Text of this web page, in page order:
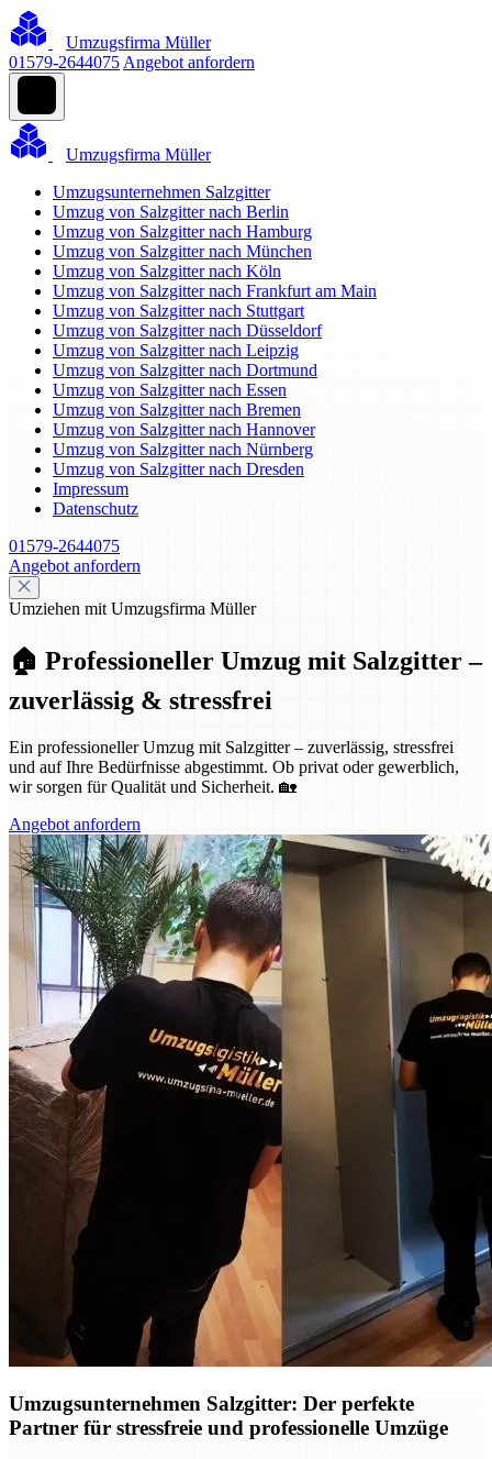
Umzugsfirma Müller
01579-2644075 Angebot anfordern
Umzugsfirma Müller
Umzugsunternehmen Salzgitter
Umzug von Salzgitter nach Berlin
Umzug von Salzgitter nach Hamburg
Umzug von Salzgitter nach München
Umzug von Salzgitter nach Köln
Umzug von Salzgitter nach Frankfurt am Main
Umzug von Salzgitter nach Stuttgart
Umzug von Salzgitter nach Düsseldorf
Umzug von Salzgitter nach Leipzig
Umzug von Salzgitter nach Dortmund
Umzug von Salzgitter nach Essen
Umzug von Salzgitter nach Bremen
Umzug von Salzgitter nach Hannover
Umzug von Salzgitter nach Nürnberg
Umzug von Salzgitter nach Dresden
Impressum
Datenschutz
01579-2644075
Angebot anfordern
Umziehen mit Umzugsfirma Müller
🏠 Professioneller Umzug mit Salzgitter –
zuverlässig & stressfrei
Ein professioneller Umzug mit Salzgitter – zuverlässig, stressfrei
und auf Ihre Bedürfnisse abgestimmt. Ob privat oder gewerblich,
wir sorgen für Qualität und Sicherheit. 🏡
Angebot anfordern
Umzugsunternehmen Salzgitter: Der perfekte
Partner für stressfreie und professionelle Umzüge